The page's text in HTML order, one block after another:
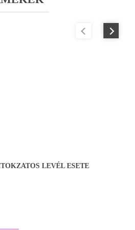
LEVÉL ESETE